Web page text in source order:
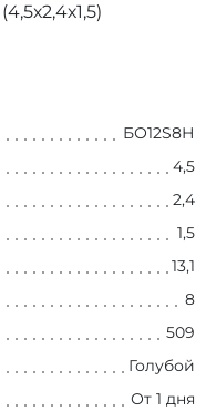
БО12S8Н
4,5
2,4
1,5
13,1
8
509
Голубой
От 1 дня